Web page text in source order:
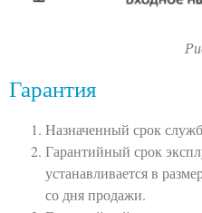
Гарантия
Назначенный срок
Гарантийный срок
устанавливается в
со дня продажи.